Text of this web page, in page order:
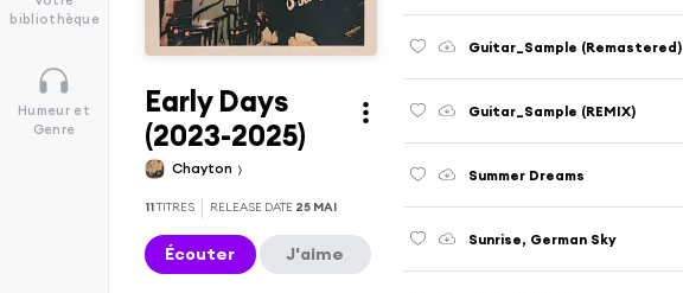
bibliothèque
Humeur et
Genre
Early Days
(2023-2025)
Chayton
11TITRES RELEASE DATE 25 MAI
Écouter J'aime
Guitar_Sample (Remastered)
Guitar_Sample (REMIX)
Summer Dreams
Sunrise, German Sky